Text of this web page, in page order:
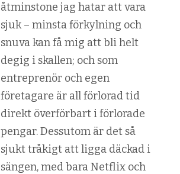
åtminstone jag hatar att vara
sjuk – minsta förkylning och
snuva kan få mig att bli helt
degig i skallen; och som
entreprenör och egen
företagare är all förlorad tid
direkt överförbart i förlorade
pengar. Dessutom är det så
sjukt tråkigt att ligga däckad i
sängen, med bara Netflix och